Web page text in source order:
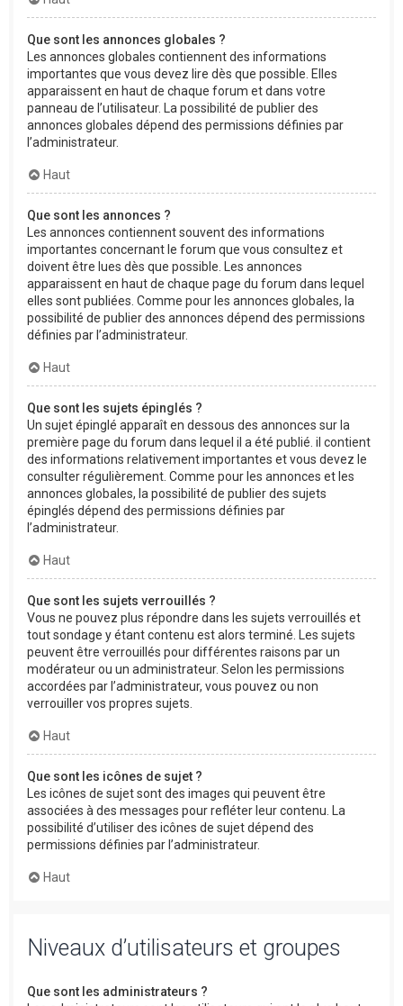
Que sont les annonces globales ?
Les annonces globales contiennent des informations
importantes que vous devez lire dès que possible. Elles
apparaissent en haut de chaque forum et dans votre
panneau de l’utilisateur. La possibilité de publier des
annonces globales dépend des permissions définies par
l’administrateur.
Haut
Que sont les annonces ?
Les annonces contiennent souvent des informations
importantes concernant le forum que vous consultez et
doivent être lues dès que possible. Les annonces
apparaissent en haut de chaque page du forum dans lequel
elles sont publiées. Comme pour les annonces globales, la
possibilité de publier des annonces dépend des permissions
définies par l’administrateur.
Haut
Que sont les sujets épinglés ?
Un sujet épinglé apparaît en dessous des annonces sur la
première page du forum dans lequel il a été publié. il contient
des informations relativement importantes et vous devez le
consulter régulièrement. Comme pour les annonces et les
annonces globales, la possibilité de publier des sujets
épinglés dépend des permissions définies par
l’administrateur.
Haut
Que sont les sujets verrouillés ?
Vous ne pouvez plus répondre dans les sujets verrouillés et
tout sondage y étant contenu est alors terminé. Les sujets
peuvent être verrouillés pour différentes raisons par un
modérateur ou un administrateur. Selon les permissions
accordées par l’administrateur, vous pouvez ou non
verrouiller vos propres sujets.
Haut
Que sont les icônes de sujet ?
Les icônes de sujet sont des images qui peuvent être
associées à des messages pour refléter leur contenu. La
possibilité d’utiliser des icônes de sujet dépend des
permissions définies par l’administrateur.
Haut
Niveaux d’utilisateurs et groupes
Que sont les administrateurs ?